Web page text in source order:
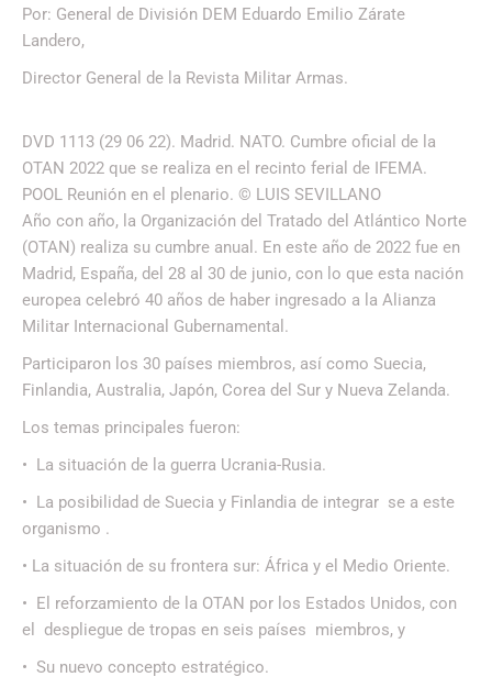
Por: General de División DEM Eduardo Emilio Zárate
Landero,
Director General de la Revista Militar Armas.
DVD 1113 (29 06 22). Madrid. NATO. Cumbre oficial de la
OTAN 2022 que se realiza en el recinto ferial de IFEMA.
POOL Reunión en el plenario. © LUIS SEVILLANO
Año con año, la Organización del Tratado del Atlántico Norte
(OTAN) realiza su cumbre anual. En este año de 2022 fue en
Madrid, España, del 28 al 30 de junio, con lo que esta nación
europea celebró 40 años de haber ingresado a la Alianza
Militar Internacional Gubernamental.
Participaron los 30 países miembros, así como Suecia,
Finlandia, Australia, Japón, Corea del Sur y Nueva Zelanda.
Los temas principales fueron:
• La situación de la guerra Ucrania-Rusia.
• La posibilidad de Suecia y Finlandia de integrar se a este
organismo .
• La situación de su frontera sur: África y el Medio Oriente.
• El reforzamiento de la OTAN por los Estados Unidos, con
el despliegue de tropas en seis países miembros, y
• Su nuevo concepto estratégico.